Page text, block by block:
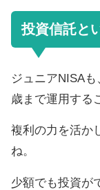
投資信託と
ジュニアNISA
歳まで運用する
複利の力を活か
ね。
少額でも投資が